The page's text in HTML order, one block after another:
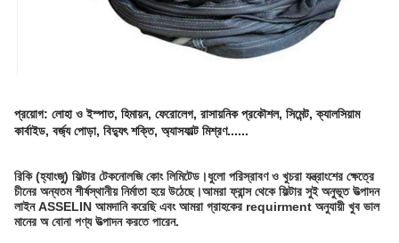
প্রয়োগ: লোহা ও ইস্পাত, হিমায়ন, ফেরোলেগ, রাসায়নিক প্রকৌশল, সিমেন্ট, ক্যালসিয়াম
কার্বাইড, বর্জ্য পোড়া, বিদ্যুৎ শক্তি, অ্যাসফাল্ট মিশ্রণ......
রিকি (হ্যাংজু) ফিল্টার টেকনোলজি কোং লিমিটেড।ধুলো পরিস্রাবণ ও খুচরা যন্ত্রাংশের ক্ষেত্রে
চীনের অন্যতম শীর্ষস্থানীয় নির্মাতা হয়ে উঠেছে।আমরা ফ্রান্স থেকে ফিল্টার সুই অনুভূত উত্পাদন
লাইন ASSELIN আমদানি করেছি এবং আমরা গ্রাহকের requirment অনুযায়ী খুব ভাল
মানের অ বোনা পণ্য উত্পাদন করতে পারেন.